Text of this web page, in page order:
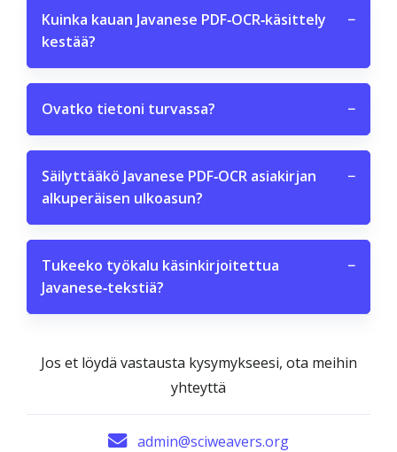
Kuinka kauan Javanese PDF‑OCR‑käsittely
kestää?
−
Ovatko tietoni turvassa? −
Säilyttääkö Javanese PDF‑OCR asiakirjan
alkuperäisen ulkoasun?
−
Tukeeko työkalu käsinkirjoitettua
Javanese‑tekstiä?
−
Jos et löydä vastausta kysymykseesi, ota meihin
yhteyttä
admin@sciweavers.org